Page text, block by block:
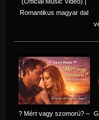
Romantikus magyar dal
? Mért vagy szomorú? –